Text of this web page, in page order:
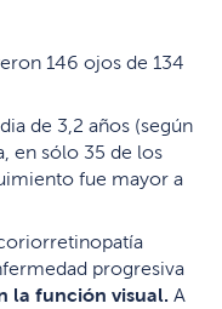
146 ojos de 134
de 3,2 años (según
en sólo 35 de los
fue mayor a
progresiva
la función visual. A